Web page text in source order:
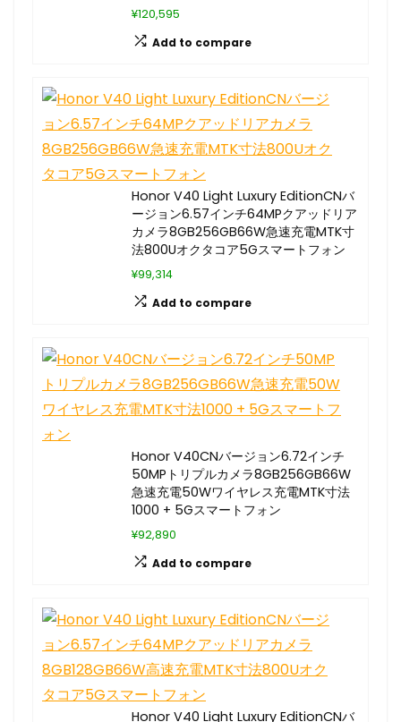
¥120,595
Add to compare
Honor V40 Light Luxury EditionCNバ
ージョン6.57インチ64MPクアッドリア
カメラ8GB256GB66W急速充電MTK寸
法800Uオクタコア5Gスマートフォン
¥99,314
Add to compare
Honor V40CNバージョン6.72インチ
50MPトリプルカメラ8GB256GB66W
急速充電50Wワイヤレス充電MTK寸法
1000 + 5Gスマートフォン
¥92,890
Add to compare
Honor V40 Light Luxury EditionCNバ